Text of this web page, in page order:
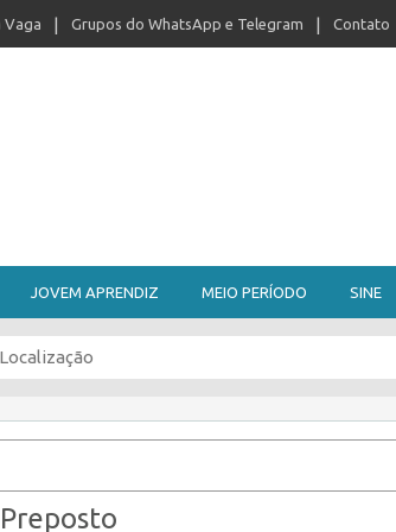
Vaga Grupos do WhatsApp e Telegram Contato
JOVEM APRENDIZ MEIO PERÍODO SINE